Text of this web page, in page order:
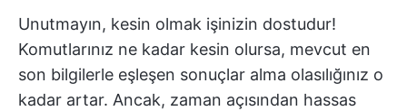
Unutmayın, kesin olmak işinizin dostudur!
Komutlarınız ne kadar kesin olursa, mevcut en
son bilgilerle eşleşen sonuçlar alma olasılığınız o
kadar artar. Ancak, zaman açısından hassas